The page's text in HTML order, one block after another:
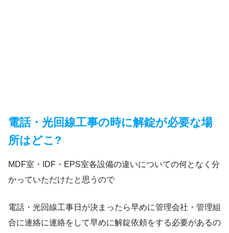
電話・光回線工事の時に解錠が必要な場
所はどこ?
MDF室・IDF・EPS室各設備の違いについての何となく分
かっていただけたと思うので
電話・光回線工事日が決まったら早めに管理会社・管理組
合に連絡に連絡をして早めに解錠依頼をする必要があるの